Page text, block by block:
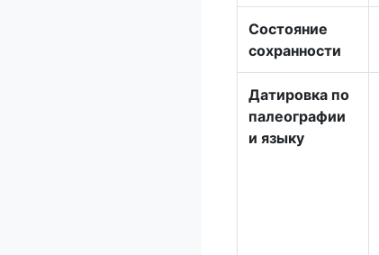
Состояние
сохранности
Датировка по
палеографии
и языку